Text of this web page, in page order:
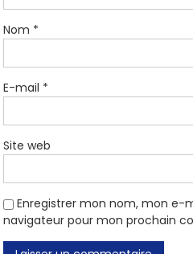
Nom *
E-mail *
Site web
Enregistrer mon nom, mon e-
navigateur pour mon prochain